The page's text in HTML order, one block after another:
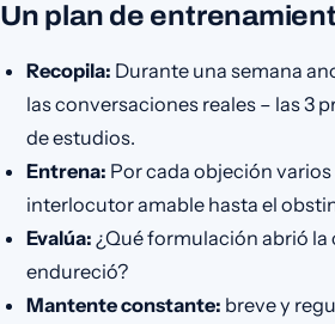
Un plan de
Recopila: Durante una semana
las conversaciones reales – las 3
de estudios.
Entrena: Por cada objeción varios
interlocutor amable hasta el
Evalúa: ¿Qué formulación abrió la
endureció?
Mantente constante: breve y